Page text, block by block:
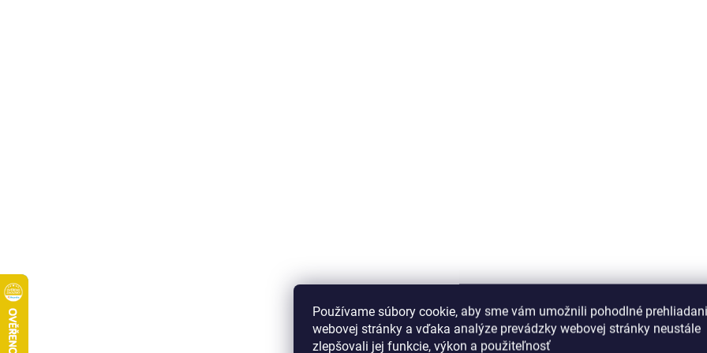
Používame súbory cookie, aby sme vám umožnili pohodlné
webovej stránky a vďaka analýze prevádzky webovej stránky neustále
zlepšovali jej funkcie, výkon a použiteľnosť